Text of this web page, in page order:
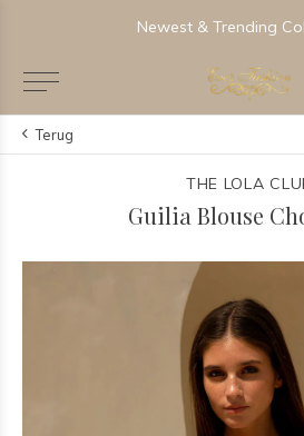
Newest & Trending
Terug
THE LOLA
Guilia Blouse